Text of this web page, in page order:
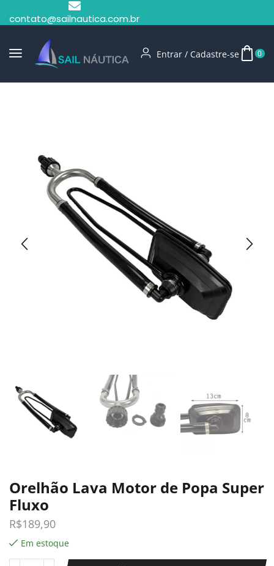
contato@sailnautica.com.br
Entrar / Cadastre-se 0
Orelhão Lava Motor de Popa Super
Fluxo
R$189,90
Em estoque